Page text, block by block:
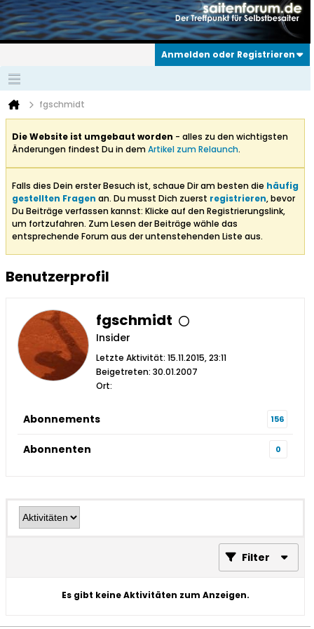
Anmelden oder Registrieren
fgschmidt
Die Website ist umgebaut worden - alles zu den wichtigsten
Änderungen findest Du in demArtikel zum Relaunch.
Falls dies Dein erster Besuch ist, schaue Dir am besten die häufig
gestellten Fragen an. Du musst Dich zuerst registrieren, bevor
Du Beiträge verfassen kannst: Klicke auf den Registrierungslink,
um fortzufahren. Zum Lesen der Beiträge wähle das
entsprechende Forum aus der untenstehenden Liste aus.
Benutzerprofil
fgschmidt
Insider
Letzte Aktivität: 15.11.2015, 23:11
Beigetreten: 30.01.2007
Ort:
Abonnements 156
Abonnenten 0
Filter
Es gibt keine Aktivitäten zum Anzeigen.